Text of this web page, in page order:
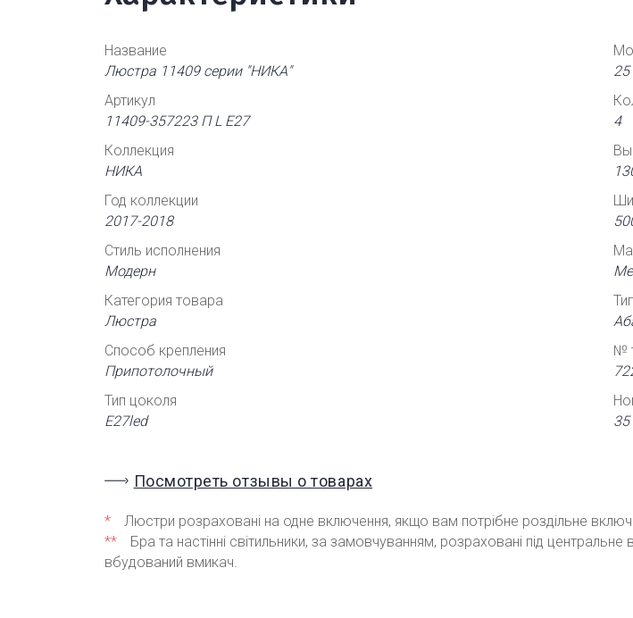
Название
Люстра 11409 серии "НИКА"
Артикул
11409-357223 П L Е27
Коллекция
НИКА
Год коллекции
2017-2018
Стиль исполнения
Модерн
Категория товара
Люстра
Способ крепления
Припотолочный
Тип цоколя
Е27led
25
4
№
35
Посмотреть отзывы о товарах
*
Люстри розраховані на одне включення, якщо вам потрібне роздільне
**
Бра та настінні світильники, за замовчуванням, розраховані під
вбудований вмикач.